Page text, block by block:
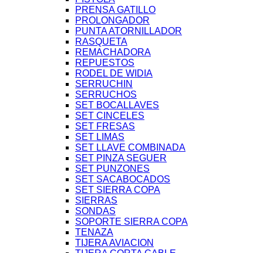
PRENSA GATILLO
PROLONGADOR
PUNTA ATORNILLADOR
RASQUETA
REMACHADORA
REPUESTOS
RODEL DE WIDIA
SERRUCHIN
SERRUCHOS
SET BOCALLAVES
SET CINCELES
SET FRESAS
SET LIMAS
SET LLAVE COMBINADA
SET PINZA SEGUER
SET PUNZONES
SET SACABOCADOS
SET SIERRA COPA
SIERRAS
SONDAS
SOPORTE SIERRA COPA
TENAZA
TIJERA AVIACION